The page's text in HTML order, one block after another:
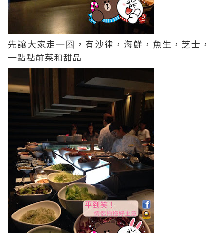
先讓大家走一圈，有沙律，海鮮，魚生，芝士，
一點點前菜和甜品